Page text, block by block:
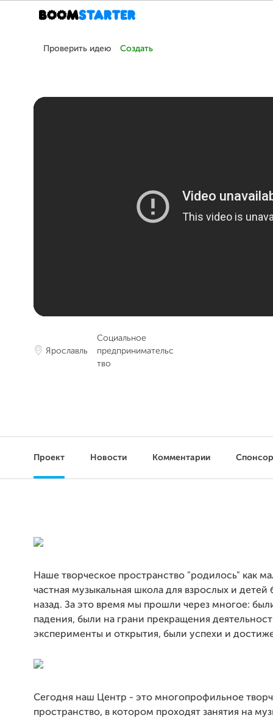
Проверить идею Создать
Ярославль
Социальное
предпринимательс
тво
Проект Новости Комментарии
Наше творческое пространство "родилось" как
частная музыкальная школа для взрослых и детей
назад. За это время мы прошли через многое:
падения, были на грани прекращения
эксперименты и открытия, были успехи и
Сегодня наш Центр - это многопрофильное
пространство, в котором проходят занятия на